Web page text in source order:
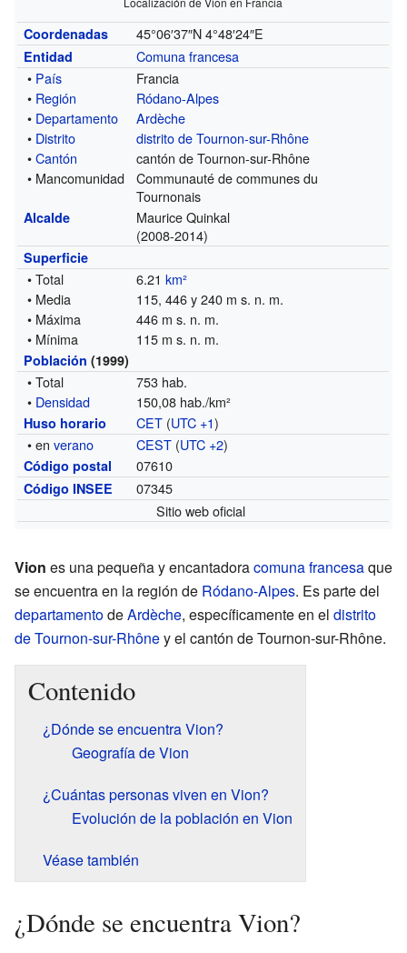
Coordenadas 45°06′37″N 4°48′24″E
Entidad
Comuna francesa
• País
Francia
• Región
Ródano-Alpes
• Departamento
Ardèche
• Distrito
distrito de Tournon-sur-Rhône
•Cantón
cantón de Tournon-sur-Rhône
• Mancomunidad
Communauté de communes du
Tournonais
Alcalde
Maurice Quinkal
(2008-2014)
Superficie
• Total 6.21km²
• Media
115, 446 y 240 m s. n. m.
• Máxima
446 m s. n. m.
• Mínima
115 m s. n. m.
Población (1999)
• Total
753 hab.
• Densidad 150,08 hab./km²
Huso horario CET (UTC +1)
• enverano CEST (UTC +2)
Código postal 07610
Código INSEE
07345
Sitio web oficial
Vion es una pequeña y encantadoracomuna francesaque
se encuentra en la región de Ródano-Alpes. Es parte del
departamentodeArdèche, específicamente en el distrito
de Tournon-sur-Rhôney el cantón de Tournon-sur-Rhône.
Contenido
¿Dónde se encuentra Vion?
Geografía de Vion
¿Cuántas personas viven en Vion?
Evolución de la población en Vion
Véase también
¿Dónde se encuentra Vion?